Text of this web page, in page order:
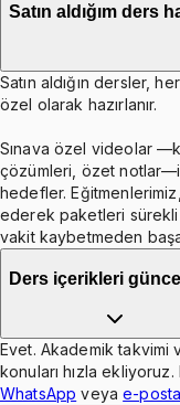
Satın aldığım ders
Satın aldığın dersler,
özel olarak hazırlanır.
Sınava özel videolar
çözümleri, özet
hedefler.
ederek paketleri
vakit kaybetmeden
Ders içerikleri
Evet. Akademik takvimi
konuları hızla
WhatsApp veya e-